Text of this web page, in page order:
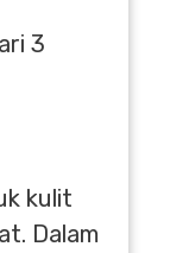
3
kulit
Dalam